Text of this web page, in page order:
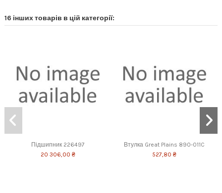
16 інших товарів в цій категорії:
Підшипник 226497
20 306,00 ₴
Втулка Great Plains 890-011C
527,80 ₴